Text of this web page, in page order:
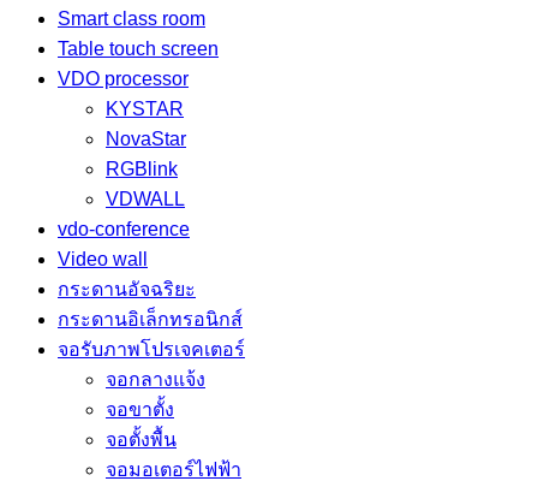
Smart class room
Table touch screen
VDO processor
KYSTAR
NovaStar
RGBlink
VDWALL
vdo-conference
Video wall
กระดานอัจฉริยะ
กระดานอิเล็กทรอนิกส์
จอรับภาพโปรเจคเตอร์
จอกลางแจ้ง
จอขาตั้ง
จอตั้งพื้น
จอมอเตอร์ไฟฟ้า